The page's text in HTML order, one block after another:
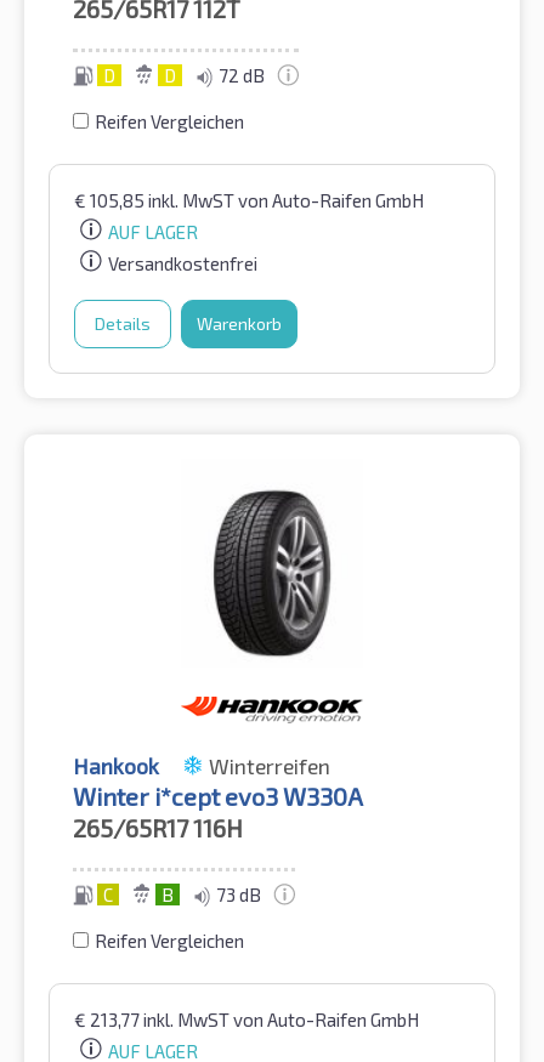
265/65R17112T
D D 72 dB
Reifen Vergleichen
€ 105,85 inkl. MwSTvon Auto-Raifen GmbH
AUF LAGER
Versandkostenfrei
Details Warenkorb
Hankook Winterreifen
Winter i*cept evo3 W330A
265/65R17116H
C B 73 dB
Reifen Vergleichen
€ 213,77inkl. MwSTvon Auto-Raifen GmbH
AUF LAGER